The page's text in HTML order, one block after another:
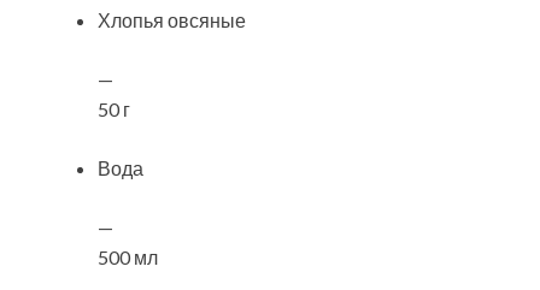
Хлопья овсяные
—
50 г
Вода
—
500 мл